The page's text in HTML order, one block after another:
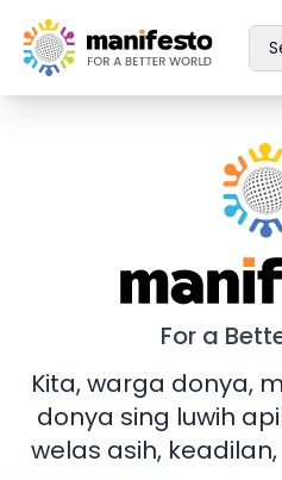
Your Company
Manifesto
For a
Kita, warga donya,
donya sing luwih
welas asih,